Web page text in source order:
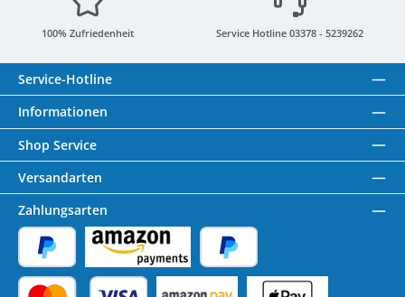
100% Zufriedenheit Service Hotline 03378 - 5239262
Service-Hotline
Informationen
Shop Service
Versandarten
Zahlungsarten
PayPal Amazon Pay Später Bezahlen